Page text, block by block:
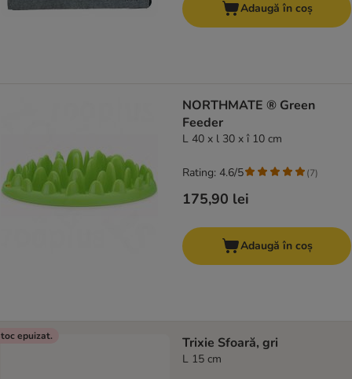
Adaugă în coș
NORTHMATE ® Green
Feeder
L 40 x l 30 x î 10 cm
175,90 lei
Rating: 4.6/5 (7)
Adaugă în coș
epuizat. Trixie Sfoară, gri
L 15 cm